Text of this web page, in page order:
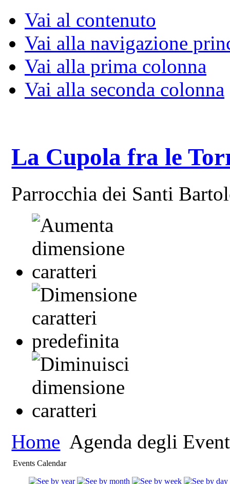
Vai al contenuto
Vai alla navigazione
Vai alla prima colonna
Vai alla seconda colonna
La Cupola fra le
Parrocchia dei Santi
Home Agenda degli
Events Calendar